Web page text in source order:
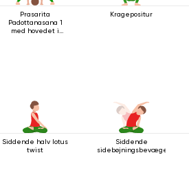
Prasarita
Padottanasana 1
med hovedet i
Kragepositur
Siddende halv lotus
twist
Siddende
sidebøjningsbevægelse